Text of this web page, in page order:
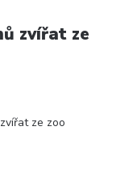
zvířat ze